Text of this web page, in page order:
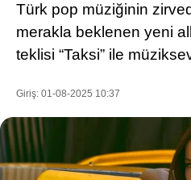
SAĞLIK
TEKNOLOJİ
EĞİTİM
Türk pop müziğinin
merakla beklenen yeni
teklisi “Taksi” ile
Giriş: 01-08-2025 10:37